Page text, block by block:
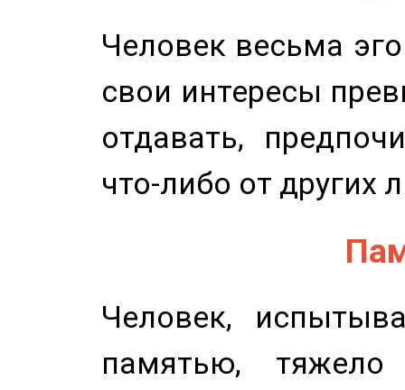
Человек весьма
свои интересы
отдавать,
что-либо от других
Человек,
памятью,